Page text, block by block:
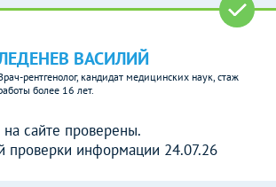
ВАСИЛИЙ
рентгенолог, кандидат медицинских наук, стаж
более 16 лет.
сайте проверены.
проверки информации 24.07.26